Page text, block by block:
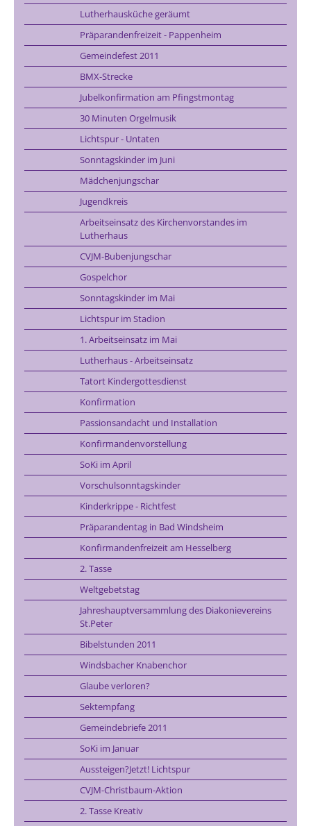
Lutherhausküche geräumt
Präparandenfreizeit - Pappenheim
Gemeindefest 2011
BMX-Strecke
Jubelkonfirmation am Pfingstmontag
30 Minuten Orgelmusik
Lichtspur - Untaten
Sonntagskinder im Juni
Mädchenjungschar
Jugendkreis
Arbeitseinsatz des Kirchenvorstandes im
Lutherhaus
CVJM-Bubenjungschar
Gospelchor
Sonntagskinder im Mai
Lichtspur im Stadion
1. Arbeitseinsatz im Mai
Lutherhaus - Arbeitseinsatz
Tatort Kindergottesdienst
Konfirmation
Passionsandacht und Installation
Konfirmandenvorstellung
SoKi im April
Vorschulsonntagskinder
Kinderkrippe - Richtfest
Präparandentag in Bad Windsheim
Konfirmandenfreizeit am Hesselberg
2. Tasse
Weltgebetstag
Jahreshauptversammlung des Diakonievereins
St.Peter
Bibelstunden 2011
Windsbacher Knabenchor
Glaube verloren?
Sektempfang
Gemeindebriefe 2011
SoKi im Januar
Aussteigen?Jetzt! Lichtspur
CVJM-Christbaum-Aktion
2. Tasse Kreativ